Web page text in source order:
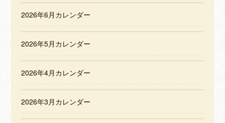
2026年6月カレンダー
2026年5月カレンダー
2026年4月カレンダー
2026年3月カレンダー